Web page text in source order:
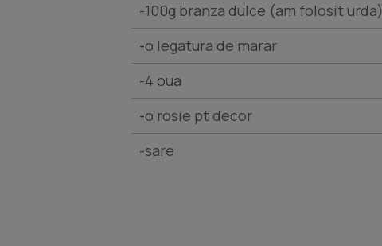
-100g branza dulce (am folosit urda)
-o legatura de marar
-4 oua
-o rosie pt decor
-sare